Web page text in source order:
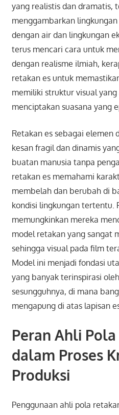
yang realistis dan dramatis,
menggambarkan
dengan air dan lingkungan
terus mencari cara untuk
dengan realisme ilmiah,
retakan es untuk
memiliki struktur visual
menciptakan suasana yang
Retakan es sebagai elemen
kesan fragil dan dinamis
buatan manusia tanpa
retakan es memahami
membelah dan berubah di
kondisi lingkungan tertentu.
memungkinkan mereka
model retakan yang sangat
sehingga visual pada film
Model ini menjadi fondasi
yang banyak terinspirasi
sesungguhnya, di mana
mengapung di atas lapisan
Peran Ahli
dalam Proses
Produksi
Penggunaan ahli pola